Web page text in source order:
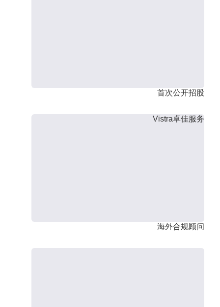
首次公开招股
Vistra卓佳服务
海外合规顾问